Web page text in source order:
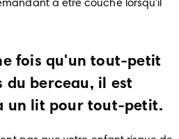
à être couché lorsqu'il
fois qu'un tout-petit
du berceau, il est
un lit pour tout-petit.